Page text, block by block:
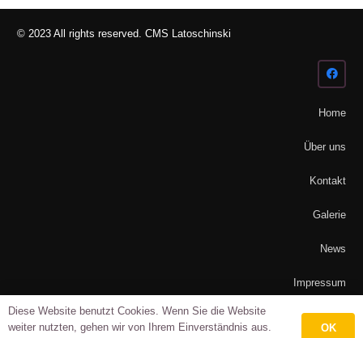
© 2023 All rights reserved. CMS Latoschinski
Home
Über uns
Kontakt
Galerie
News
Impressum
Datenschutz
Diese Website benutzt Cookies. Wenn Sie die Website
weiter nutzten, gehen wir von Ihrem Einverständnis aus.
OK